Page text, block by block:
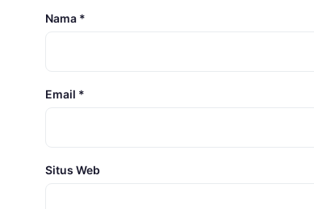
Nama *
Email *
Situs Web